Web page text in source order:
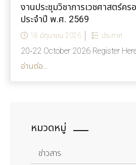
หมวดหมู่
ข่าวสาร
งานประชุมวิชาการเวชศาสตร์ค
ประจำปี พ.ศ. 2569
18 มิถุนายน 2026 ประกาศ
20-22 October 2026 Register
อ่านต่อ...